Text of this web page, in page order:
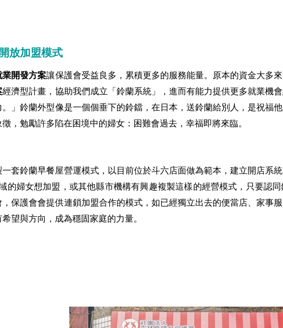
放加盟模式
業開發方案讓保護會受益良多，累積更多的服務能量。原本的資金大多
經濟型計畫，協助我們成立「鈴蘭系統」，進而有能力提供更多就業機
。」鈴蘭外型像是一個個垂下的鈴鐺，在日本，送鈴蘭給別人，是祝福
，勉勵許多陷在困境中的婦女：困難會過去，幸福即將來臨。
套鈴蘭早餐屋營運模式，以目前位於斗六店面做為範本，建立開店系
的婦女想加盟，或其他縣市機構有興趣複製這樣的經營模式，只要認
保護會會提供連鎖加盟合作的模式，如已經獨立出去的便當店、家事
望與方向，成為穩固家庭的力量。